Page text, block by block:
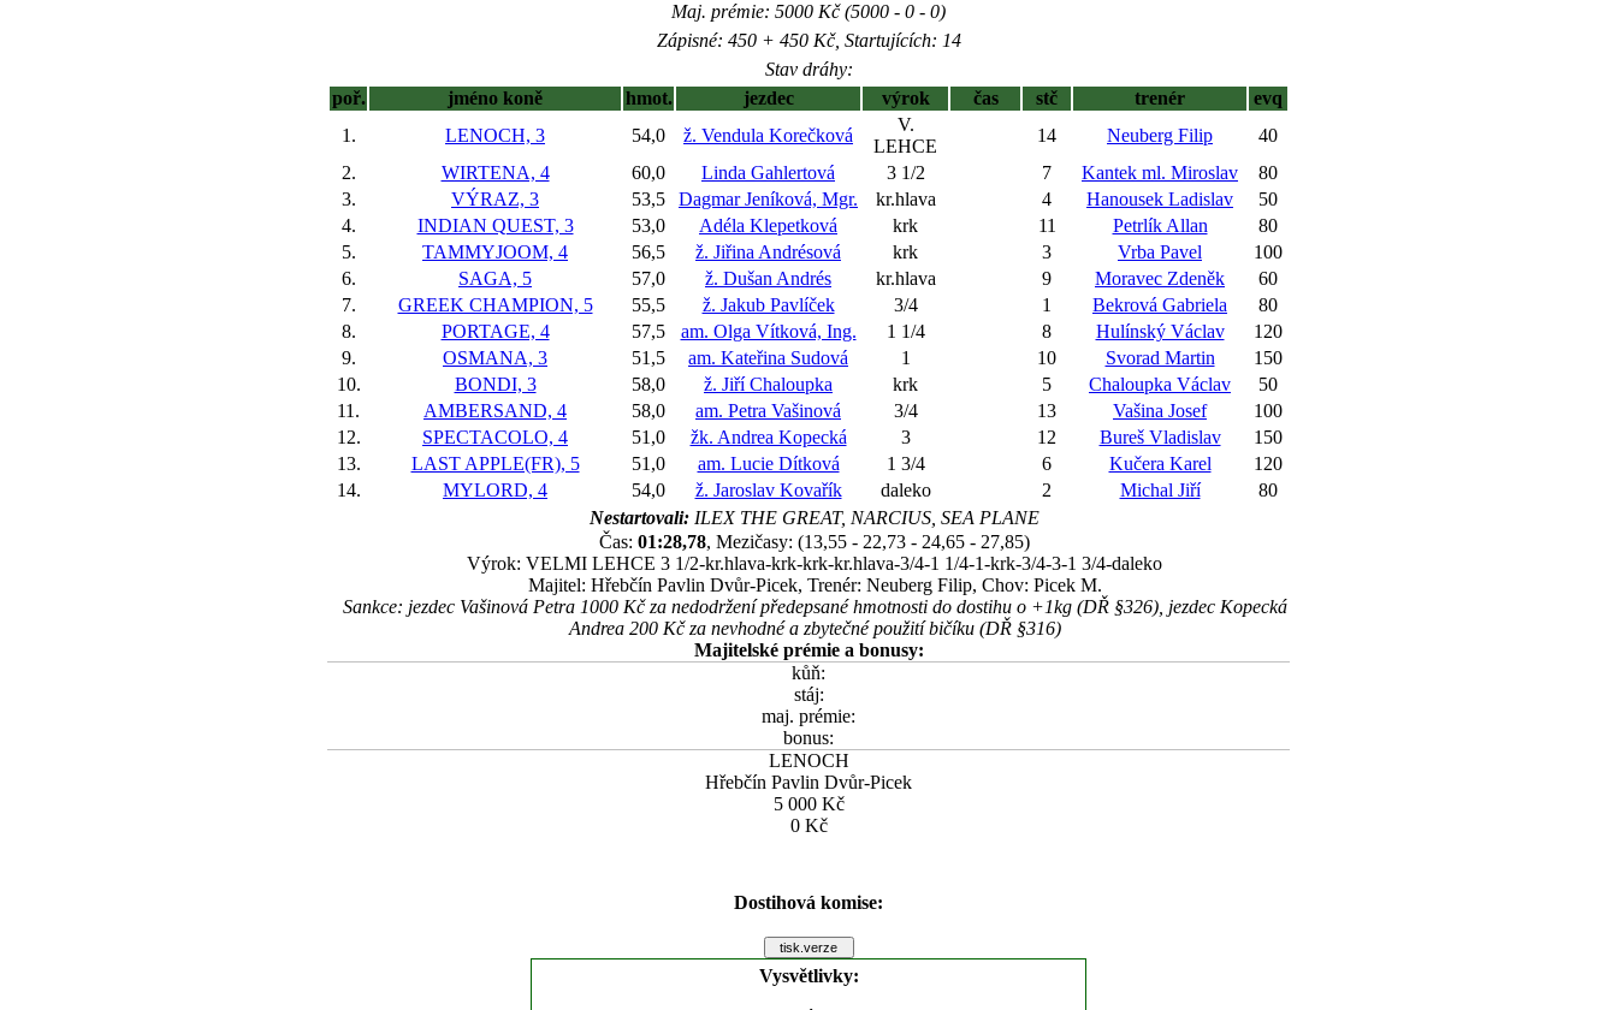
Maj. prémie: 5000 Kč (5000 - 0 - 0)
Zápisné: 450 + 450 Kč, Startujících: 14
Stav dráhy:
poř.
jméno koně hmot. jezdec výrok čas stč trenér
evq
1.
LENOCH, 3 54,0 ž. Vendula Korečková
V.
LEHCE
14 Neuberg Filip
40
2.
WIRTENA, 4 60,0 Linda Gahlertová 3 1/2 7 Kantek ml. Miroslav
80
3.
VÝRAZ, 3 53,5 Dagmar Jeníková, Mgr. kr.hlava 4 Hanousek Ladislav
50
4.
INDIAN QUEST, 3 53,0 Adéla Klepetková krk 11 Petrlík Allan
80
5.
TAMMYJOOM, 4 56,5 ž. Jiřina Andrésová krk 3 Vrba Pavel
100
6.
SAGA, 5 57,0 ž. Dušan Andrés kr.hlava 9 Moravec Zdeněk
60
7.
GREEK CHAMPION, 5 55,5 ž. Jakub Pavlíček 3/4 1 Bekrová Gabriela
80
8.
PORTAGE, 4 57,5 am. Olga Vítková, Ing. 1 1/4 8 Hulínský Václav
120
9.
OSMANA, 3 51,5 am. Kateřina Sudová 1 10 Svorad Martin
150
10.
BONDI, 3 58,0 ž. Jiří Chaloupka krk 5 Chaloupka Václav
50
11.
AMBERSAND, 4 58,0 am. Petra Vašinová 3/4 13 Vašina Josef
100
12.
SPECTACOLO, 4 51,0 žk. Andrea Kopecká 3 12 Bureš Vladislav
150
13.
LAST APPLE(FR), 5 51,0 am. Lucie Dítková 1 3/4 6 Kučera Karel
120
14.
MYLORD, 4 54,0 ž. Jaroslav Kovařík daleko 2 Michal Jiří
80
Nestartovali: ILEX THE GREAT, NARCIUS, SEA PLANE
Čas: 01:28,78, Mezičasy: (13,55 - 22,73 - 24,65 - 27,85)
Výrok: VELMI LEHCE 3 1/2-kr.hlava-krk-krk-kr.hlava-3/4-1 1/4-1-krk-3/4-3-1 3/4-daleko
Majitel: Hřebčín Pavlin Dvůr-Picek, Trenér: Neuberg Filip, Chov: Picek M.
Sankce: jezdec Vašinová Petra 1000 Kč za nedodržení předepsané hmotnosti do dostihu o +1kg (DŘ §326), jezdec Kopecká
Andrea 200 Kč za nevhodné a zbytečné použití bičíku (DŘ §316)
Majitelské prémie a bonusy:
kůň:
stáj:
maj. prémie:
bonus:
LENOCH
Hřebčín Pavlin Dvůr-Picek
5 000 Kč
0 Kč
Dostihová komise:
Vysvětlivky: